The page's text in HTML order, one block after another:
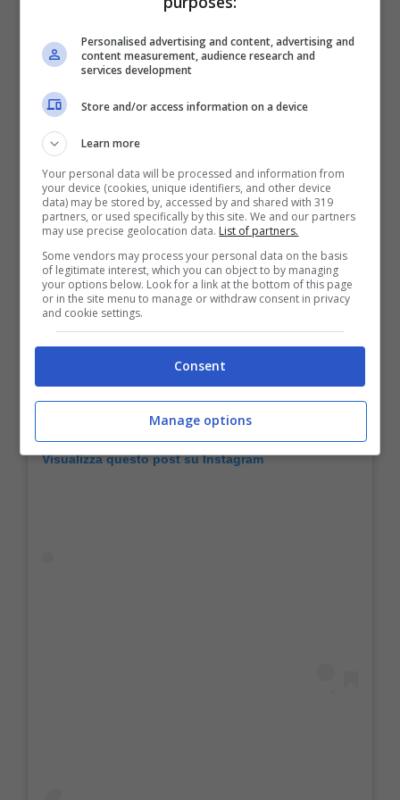
Cosa devono fare le istituzioni
Visualizza questo post su Instagram
Personalised advertising and content, advertising and
content measurement, audience research and
services development
Store and/or access information on a device
Learn more
Your personal data will be processed and information from
your device (cookies, unique identifiers, and other device
data) may be stored by, accessed by and shared with 319
partners, or used specifically by this site. We and our partners
may use precise geolocation data. List of partners.
Some vendors may process your personal data on the basis
of legitimate interest, which you can object to by managing
your options below. Look for a link at the bottom of this page
or in the site menu to manage or withdraw consent in privacy
and cookie settings.
Consent
Manage options